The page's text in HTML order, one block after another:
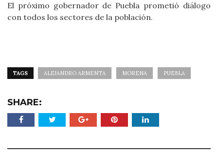
El próximo gobernador de Puebla prometió diálogo
con todos los sectores de la población.
TAGS ALEJANDRO ARMENTA MORENA PUEBLA
SHARE: